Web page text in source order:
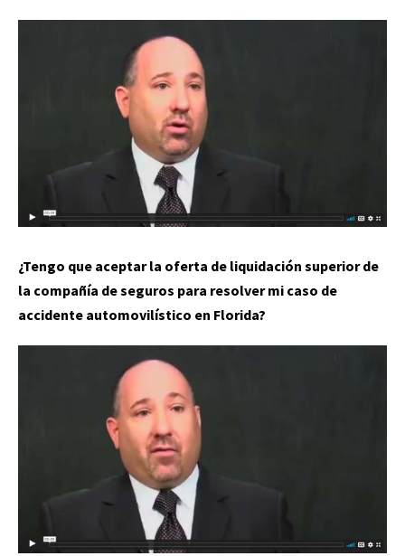
¿Tengo que aceptar la oferta de liquidación superior de
la compañía de seguros para resolver mi caso de
accidente automovilístico en Florida?